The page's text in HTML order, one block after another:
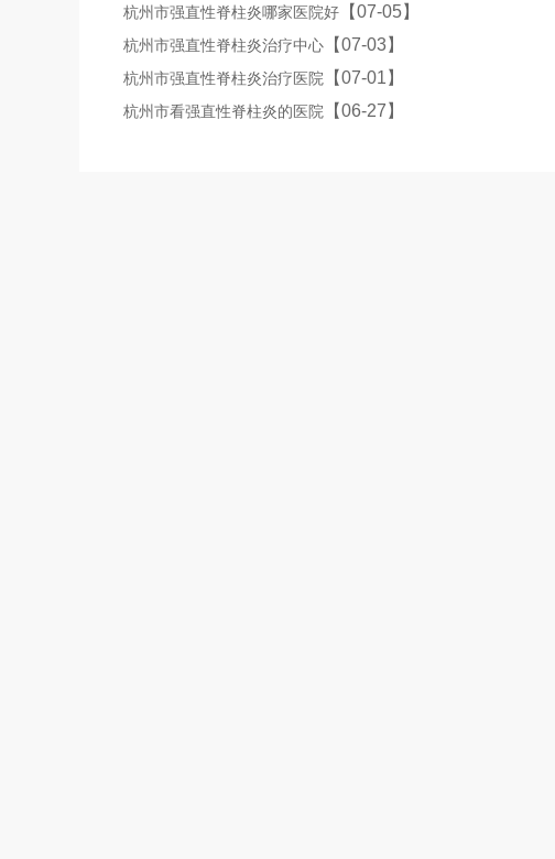
杭州市强直性脊柱炎哪家医院好 【07-05】
杭州市强直性脊柱炎治疗中心 【07-03】
杭州市强直性脊柱炎治疗医院 【07-01】
杭州市看强直性脊柱炎的医院 【06-27】